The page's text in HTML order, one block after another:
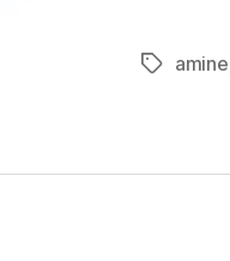
c
o
amine